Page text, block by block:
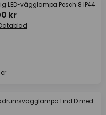
LED-vägglampa Pesch 8 IP44
kr
Lind D med